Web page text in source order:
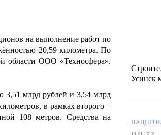
на выполнение работ по
20,59 километра. По
области ООО «Техносфера».
3,51 млрд рублей и 3,54 млрд
в рамках второго –
108 метров. Средства на
Усинск
14.01.2020